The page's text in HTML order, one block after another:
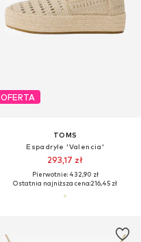
OFERTA
TOMS
Espadryle 'Valencia'
293,17 zł
Pierwotnie: 432,90 zł
Ostatnia najniższa cena:216,45 zł